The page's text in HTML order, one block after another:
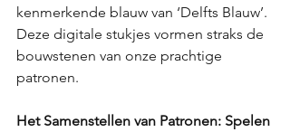
kenmerkende blauw van ‘Delfts Blauw’.
Deze digitale stukjes vormen straks de
bouwstenen van onze prachtige
patronen.
Het Samenstellen van Patronen: Spelen